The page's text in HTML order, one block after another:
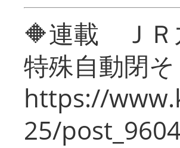
🔶連載 ＪＲ
特殊自動閉そ
https://
25/